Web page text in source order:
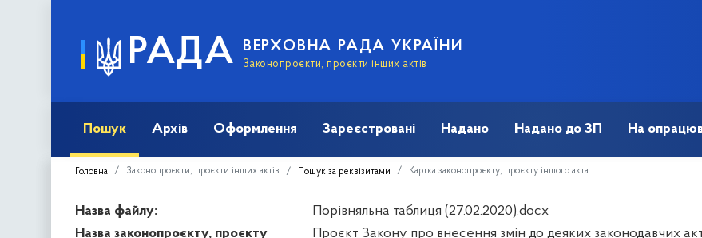
РАДА ВЕРХОВНА РАДА УКРАЇНИ
Законопроєкти, проєкти інших актів
Пошук Архів Оформлення Зареєстровані Надано Надано до ЗП На
Головна Законопроєкти, проєкти інших актів Пошук за реквізитами Картка законопроєкту, проєкту іншого акта
Назва файлу:
Порівняльна таблиця (27.02.2020).docx
Назва законопроєкту, проєкту
Проєкт Закону про внесення змін до деяких законодавчих